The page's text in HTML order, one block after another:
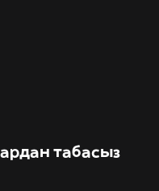
табасыз